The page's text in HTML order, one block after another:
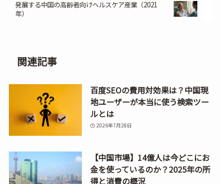
発展する中国の高齢者向けヘルスケア産業（2021
年）
関連記事
百度SEOの費用対効果は？中国現
地ユーザーが本当に使う検索ツー
ルとは
2026年7月28日
【中国市場】14億人は今どこにお
金を使っているのか？2025年の所
得と消費の概況